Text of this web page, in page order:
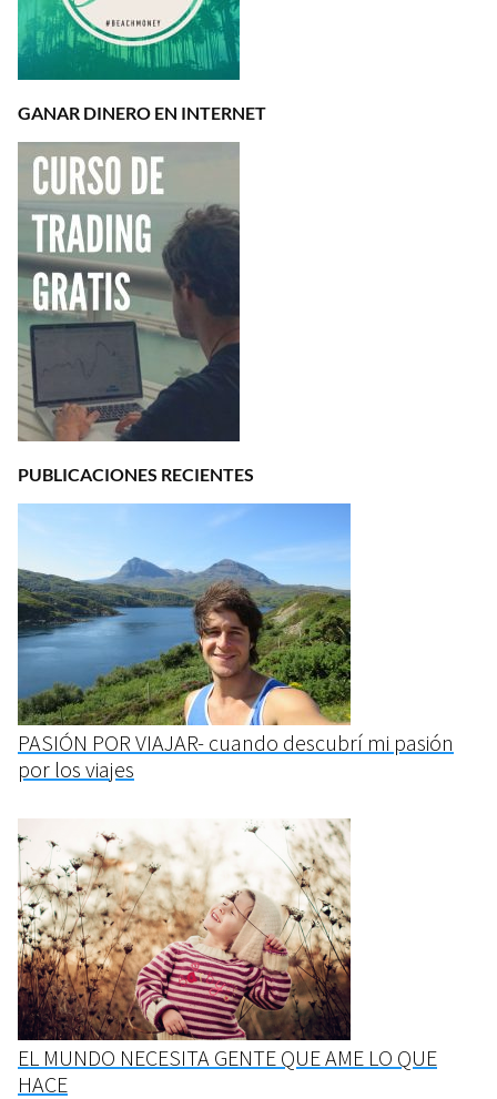
GANAR DINERO EN INTERNET
PUBLICACIONES RECIENTES
PASIÓN POR VIAJAR- cuando descubrí mi pasión
por los viajes
EL MUNDO NECESITA GENTE QUE AME LO QUE
HACE